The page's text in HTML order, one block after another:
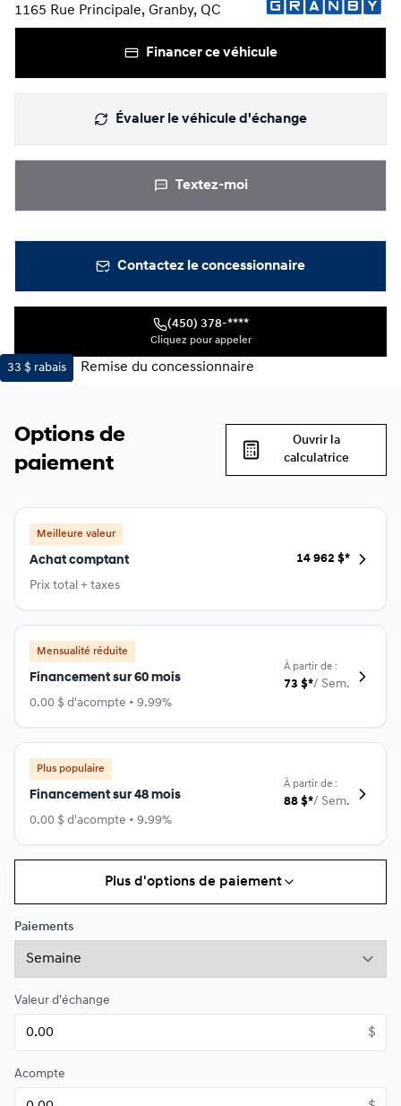
1165 Rue Principale, Granby, QC
Financer ce véhicule
Évaluer le véhicule d'échange
Textez-moi
Contactez le concessionnaire
(450) 378-****
Cliquez pour appeler
33 $ rabais Remise du concessionnaire
Options de
paiement
Ouvrir la
calculatrice
Meilleure valeur
Achat comptant
Prix total + taxes
14 962 $*
Mensualité réduite
Financement sur 60 mois
0.00 $ d'acompte • 9.99%
À partir de :
73 $*/ Sem.
Plus populaire
Financement sur 48 mois
0.00 $ d'acompte • 9.99%
À partir de :
88 $*/ Sem.
Financement sur 36 mois
0.00 $ d'acompte • 9.99%
À partir de :
Financement sur 24 mois
Financement sur 24 mois
Plus d'options de paiement
Paiements
Valeur d'échange
$
Acompte